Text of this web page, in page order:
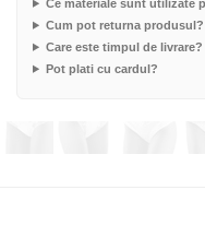
Ce materiale sunt utilizate
Cum pot returna produsul?
Care este timpul de livrare?
Pot plati cu cardul?